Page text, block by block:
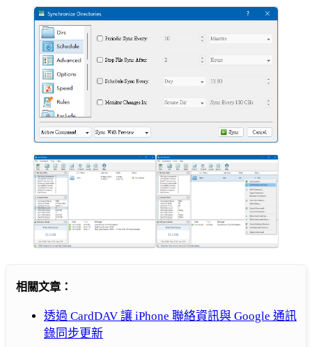
相關文章：
透過 CardDAV 讓 iPhone 聯絡資訊與 Google 通訊
錄同步更新